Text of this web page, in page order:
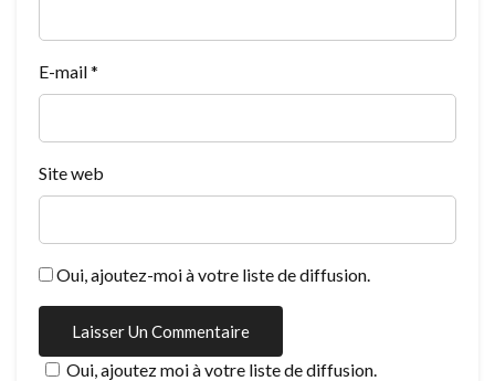
E-mail*
Site web
Oui, ajoutez-moi à votre liste de diffusion.
Oui, ajoutez moi à votre liste de diffusion.